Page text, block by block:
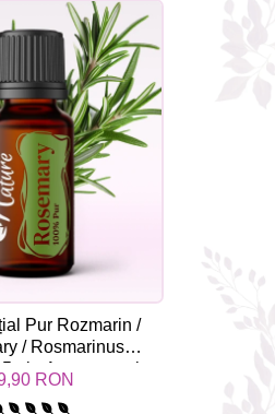
Pur Rozmarin /
/ Rosmarinus
- Aromaterapie
| nJoy Nature
RON